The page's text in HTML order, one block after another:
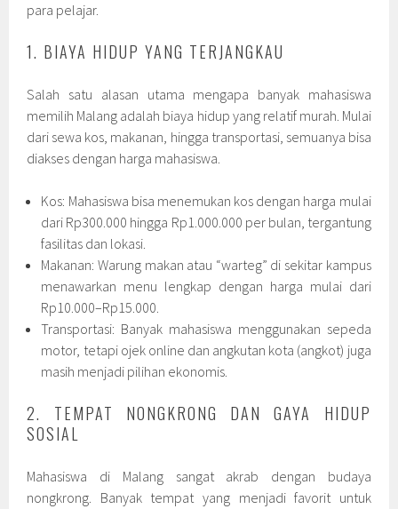
para pelajar.
1. BIAYA HIDUP YANG TERJANGKAU
Salah satu alasan utama mengapa banyak mahasiswa
memilih Malang adalah biaya hidup yang relatif murah. Mulai
dari sewa kos, makanan, hingga transportasi, semuanya bisa
diakses dengan harga mahasiswa.
Kos: Mahasiswa bisa menemukan kos dengan harga mulai
dari Rp300.000 hingga Rp1.000.000 per bulan, tergantung
fasilitas dan lokasi.
Makanan: Warung makan atau “warteg” di sekitar kampus
menawarkan menu lengkap dengan harga mulai dari
Rp10.000–Rp15.000.
Transportasi: Banyak mahasiswa menggunakan sepeda
motor, tetapi ojek online dan angkutan kota (angkot) juga
masih menjadi pilihan ekonomis.
2. TEMPAT NONGKRONG DAN GAYA HIDUP
SOSIAL
Mahasiswa di Malang sangat akrab dengan budaya
nongkrong. Banyak tempat yang menjadi favorit untuk